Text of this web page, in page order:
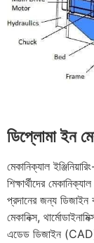
ডিপ্লোমা ইন
মেকানিক্যাল
শিক্ষার্থীদের
প্রদানের জন্য ডিজাইন
মেকানিক্স,
এডেড ডিজাইন (CAD)